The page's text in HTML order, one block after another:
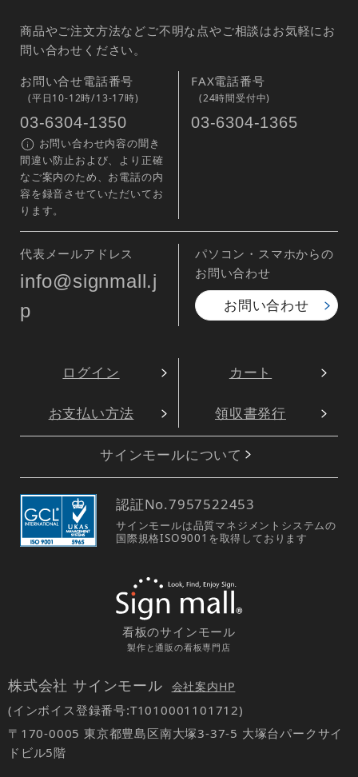
商品やご注文方法などご不明な点やご相談はお気軽にお
問い合わせください。
お問い合せ電話番号
(平日10-12時/13-17時)
03-6304-1350
お問い合わせ内容の聞き
間違い防止および、より正確
なご案内のため、お電話の内
容を録音させていただいてお
ります。
FAX電話番号
(24時間受付中)
03-6304-1365
代表メールアドレス
info@signmall.j
p
パソコン・スマホからの
お問い合わせ
お問い合わせ
ログイン カート
お支払い方法 領収書発行
サインモールについて
認証No.7957522453
サインモールは品質マネジメントシステムの
国際規格ISO9001を取得しております
看板のサインモール
製作と通販の看板専門店
株式会社 サインモール 会社案内HP
(インボイス登録番号:T1010001101712)
〒170-0005 東京都豊島区南大塚3-37-5 大塚台パークサイ
ドビル5階